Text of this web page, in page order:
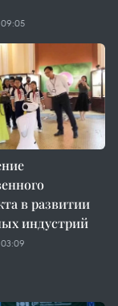
в развитии
индустрий